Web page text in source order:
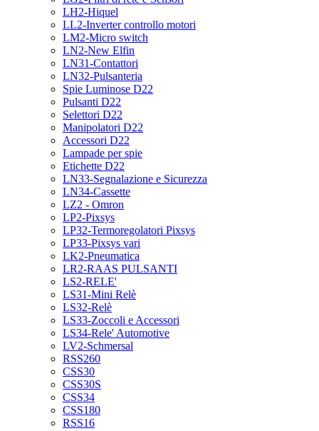
LH2-Hiquel
LL2-Inverter controllo motori
LM2-Micro switch
LN2-New Elfin
LN31-Contattori
LN32-Pulsanteria
Spie Luminose D22
Pulsanti D22
Selettori D22
Manipolatori D22
Accessori D22
Lampade per spie
Etichette D22
LN33-Segnalazione e Sicurezza
LN34-Cassette
LZ2 - Omron
LP2-Pixsys
LP32-Termoregolatori Pixsys
LP33-Pixsys vari
LK2-Pneumatica
LR2-RAAS PULSANTI
LS2-RELE'
LS31-Mini Relè
LS32-Relè
LS33-Zoccoli e Accessori
LS34-Rele' Automotive
LV2-Schmersal
RSS260
CSS30
CSS30S
CSS34
CSS180
RSS16